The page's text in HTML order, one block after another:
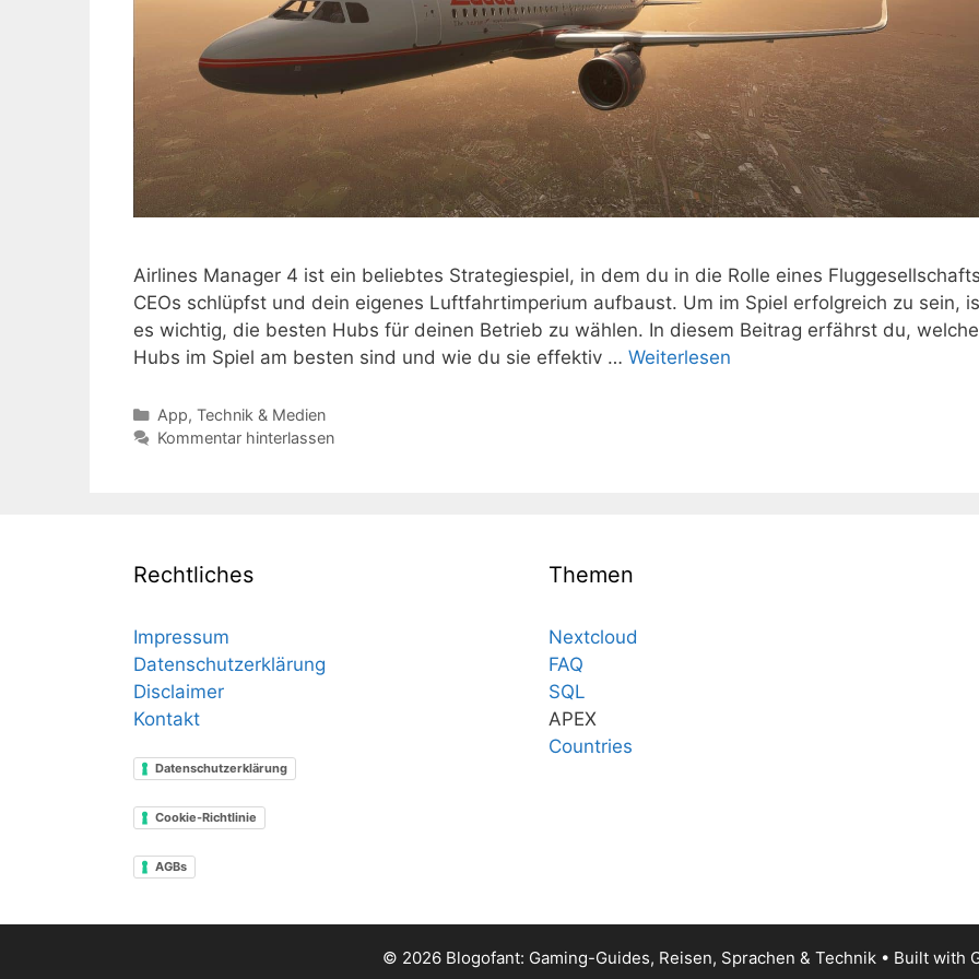
Airlines Manager 4 ist ein beliebtes Strategiespiel, in dem du in die Rolle eines
CEOs schlüpfst und dein eigenes Luftfahrtimperium aufbaust. Um im Spiel erfolgreich zu sein,
es wichtig, die besten Hubs für deinen Betrieb zu wählen. In diesem Beitrag erfährst du, welche
Hubs im Spiel am besten sind und wie du sie effektiv … Weiterlesen
Kategorien
App, Technik & Medien
Kommentar hinterlassen
Rechtliches
Impressum
Datenschutzerklärung
Disclaimer
Kontakt
Datenschutzerklärung
Cookie-Richtlinie
AGBs
Themen
Nextcloud
FAQ
SQL
APEX
Countries
© 2026 Blogofant: Gaming-Guides, Reisen, Sprachen & Technik• Built with